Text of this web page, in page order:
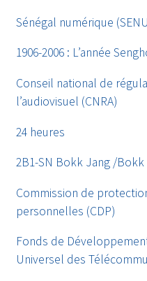
Sénégal numérique
1906-2006 : L’année
Conseil national de
l’audiovisuel (CNRA)
24 heures
2B1-SN Bokk Jang /
Commission de
personnelles (CDP)
Fonds de
Universel des